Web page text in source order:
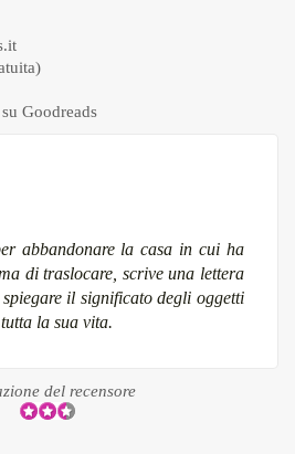
Goodreads
abbandonare la casa in cui ha
di traslocare, scrive una lettera
il significato degli oggetti
la sua vita.
del recensore